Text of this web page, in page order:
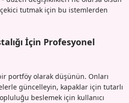
tutmak için bu istemlerden
İçin Profesyonel
portföy olarak düşünün. Onları
güncelleyin, kapaklar için tutarlı
beslemek için kullanıcı